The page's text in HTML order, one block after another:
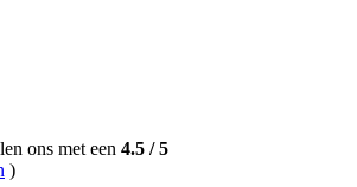
ons met een 4.5 /5
)